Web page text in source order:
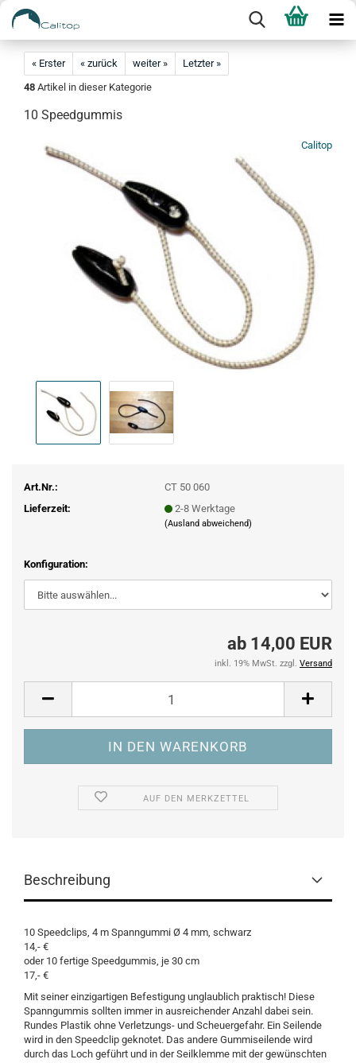
« Erster « zurück weiter »
Letzter »
48 Artikel in dieser Kategorie
10 Speedgummis
Calitop
Art.Nr.:
CT 50 060
Lieferzeit:
2-8 Werktage
(Ausland abweichend)
Konfiguration:
ab 14,00 EUR
inkl. 19% MwSt. zzgl. Versand
AUF DEN MERKZETTEL
Beschreibung
10 Speedclips, 4 m Spanngummi Ø 4 mm, schwarz
14,- €
oder 10 fertige Speedgummis, je 30 cm
17,- €
Mit seiner einzigartigen Befestigung unglaublich praktisch! Diese
Spanngummis sollten immer in ausreichender Anzahl dabei sein.
Rundes Plastik ohne Verletzungs- und Scheuergefahr. Ein Seilende
wird in den Speedclip geknotet. Das andere Gummiseilende wird
durch das Loch geführt und in der Seilklemme mit der gewünschten